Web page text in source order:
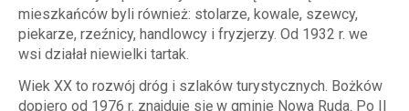
mieszkańców byli również: stolarze, kowale, szewcy,
piekarze, rzeźnicy, handlowcy i fryzjerzy. Od 1932 r. we
wsi działał niewielki tartak.
Wiek XX to rozwój dróg i szlaków turystycznych. Bożków
dopiero od 1976 r. znajduje się w gminie Nowa Ruda. Po II